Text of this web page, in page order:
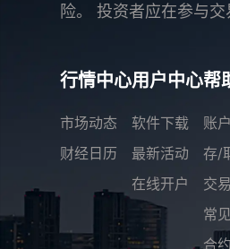
险。 投资者应在参与
行情中心
市场动态
财经日历
用户中心
软件下载
最新活动
在线开户
帮
账
存/
交
常
合